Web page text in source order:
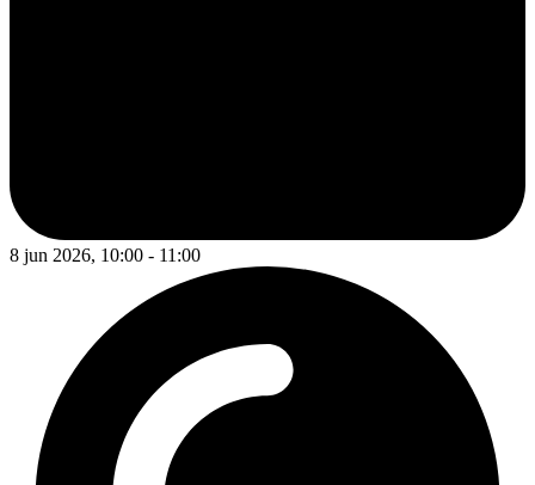
8 jun 2026, 10:00 - 11:00